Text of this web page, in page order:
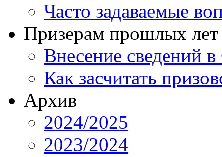
Часто задаваемые
Призерам прошлых лет
Внесение
Как засчитать
Архив
2024/2025
2023/2024